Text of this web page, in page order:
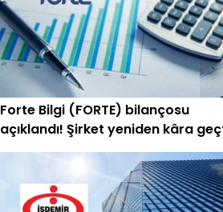
Forte Bilgi (FORTE) bilançosu
açıklandı! Şirket yeniden kâra